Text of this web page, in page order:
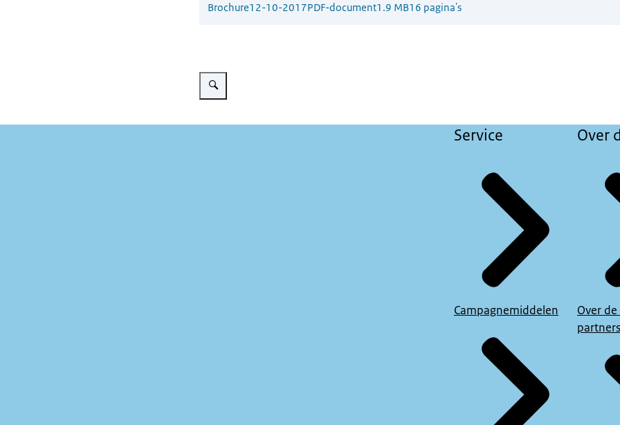
Brochure12-10-2017PDF-document1.9 MB16 pagina's
Vergroot afbeelding Handboek Preventie Maak het inbrekers niet te makkelijk
Service
Campagnemiddelen
Over
Over
partners